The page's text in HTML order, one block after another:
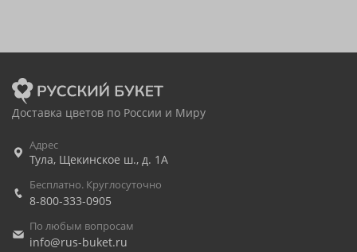
Доставка цветов по России и Миру
Адрес
Тула, Щекинское ш., д. 1А
Бесплатно. Круглосуточно
8-800-333-0905
По любым вопросам
info@rus-buket.ru